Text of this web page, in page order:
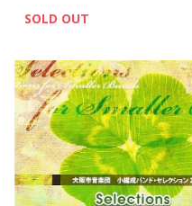
SOLD OUT